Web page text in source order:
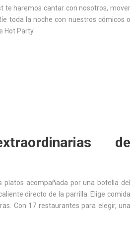
te haremos cantar con nosotros, mover
toda la noche con nuestros cómicos o
Hot Party.
de
acompañada por una botella del
directo de la parrilla. Elige comida
Con 17 restaurantes para elegir, una